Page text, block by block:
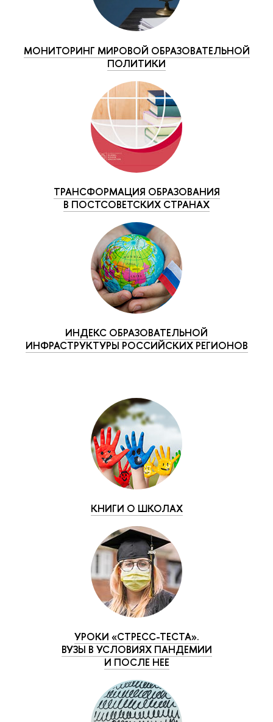
МОНИТОРИНГ МИРОВОЙ ОБРАЗОВАТЕЛЬНОЙ
ПОЛИТИКИ
ТРАНСФОРМАЦИЯ ОБРАЗОВАНИЯ
В ПОСТСОВЕТСКИХ СТРАНАХ
ИНДЕКС ОБРАЗОВАТЕЛЬНОЙ
ИНФРАСТРУКТУРЫ РОССИЙСКИХ РЕГИОНОВ
КНИГИ О ШКОЛАХ
УРОКИ «СТРЕСС-ТЕСТА».
ВУЗЫ В УСЛОВИЯХ ПАНДЕМИИ
И ПОСЛЕ НЕЕ